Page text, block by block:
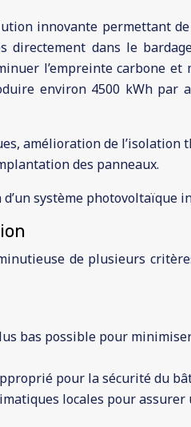
innovante permettant
directement dans le
l’empreinte carbone et
environ 4500 kWh par
amélioration de l’isolation
des panneaux.
système photovoltaïque
de plusieurs
bas possible pour
pour la sécurité du
locales pour assurer